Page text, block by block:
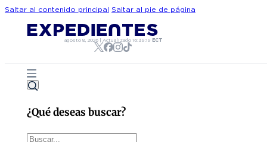
Saltar al contenido principal Saltar al pie de página
agosto 8, 2026| Actualizado 16:39:19 ECT
¿Qué deseas buscar?
Buscar